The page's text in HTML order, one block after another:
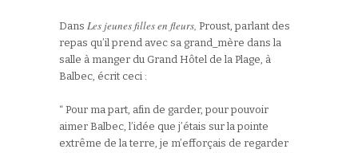
Dans Les jeunes filles en fleurs, Proust, parlant des
repas qu’il prend avec sa grand_mère dans la
salle à manger du Grand Hôtel de la Plage, à
Balbec, écrit ceci :
“ Pour ma part, afin de garder, pour pouvoir
aimer Balbec, l’idée que j’étais sur la pointe
extrême de la terre, je m’efforçais de regarder